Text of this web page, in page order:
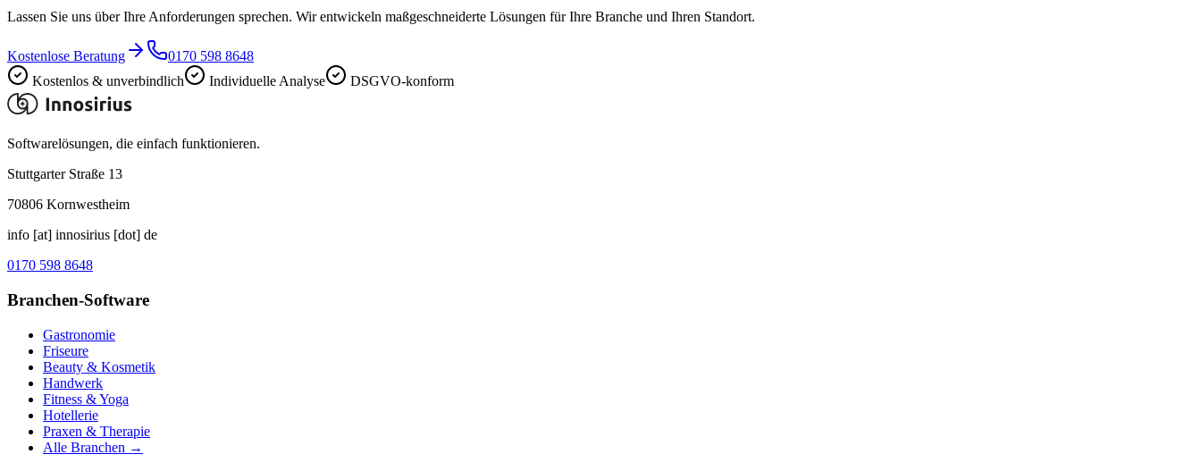
Lassen Sie uns über Ihre Anforderungen sprechen. Wir entwickeln maßgeschneiderte Lösungen für Ihre Branche und Ihren Standort.
Kostenlose Beratung
0170 598 8648
Kostenlos & unverbindlich
Individuelle Analyse DSGVO-konform
Softwarelösungen, die einfach funktionieren.
Stuttgarter Straße 13
70806 Kornwestheim
info [at] innosirius [dot] de
0170 598 8648
Branchen-Software
Gastronomie
Friseure
Beauty & Kosmetik
Handwerk
Fitness & Yoga
Hotellerie
Praxen & Therapie
Alle Branchen →